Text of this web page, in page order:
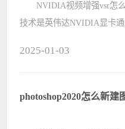
NVIDIA视频增强vsr怎么
技术是英伟达NVIDIA显卡
要怎么开启vsr技术呢
2025-01-03
photoshop2020怎么新建